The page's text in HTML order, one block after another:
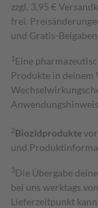
zzgl. 3,95 €
frei.
und Gratis-
1 Eine
Produkte in
2Biozidprodukte
und
3Die Übergabe
bei uns werktags
Lieferzeitpunkt